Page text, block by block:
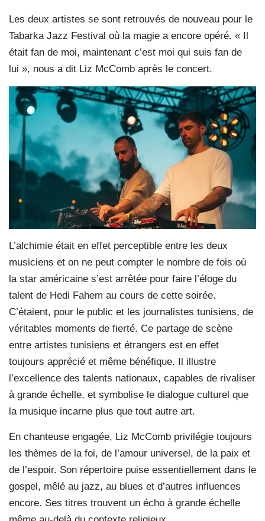
Les deux artistes se sont retrouvés de nouveau pour le
Tabarka Jazz Festival où la magie a encore opéré. « Il
était fan de moi, maintenant c’est moi qui suis fan de
lui », nous a dit Liz McComb après le concert.
L’alchimie était en effet perceptible entre les deux
musiciens et on ne peut compter le nombre de fois où
la star américaine s’est arrêtée pour faire l’éloge du
talent de Hedi Fahem au cours de cette soirée.
C’étaient, pour le public et les journalistes tunisiens, de
véritables moments de fierté. Ce partage de scène
entre artistes tunisiens et étrangers est en effet
toujours apprécié et même bénéfique. Il illustre
l’excellence des talents nationaux, capables de rivaliser
à grande échelle, et symbolise le dialogue culturel que
la musique incarne plus que tout autre art.
En chanteuse engagée, Liz McComb privilégie toujours
les thèmes de la foi, de l’amour universel, de la paix et
de l’espoir. Son répertoire puise essentiellement dans le
gospel, mêlé au jazz, au blues et d’autres influences
encore. Ses titres trouvent un écho à grande échelle